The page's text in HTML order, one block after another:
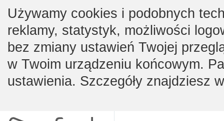
Używamy cookies i podobnych
reklamy, statystyk, możliwości
bez zmiany ustawień Twojej
w Twoim urządzeniu końcowym.
ustawienia. Szczegóły znajdziesz